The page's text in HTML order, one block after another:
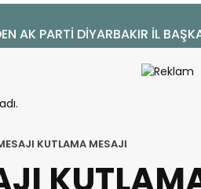
DOĞAL GAZA KAVUŞTU,
KUTLAMA MESAJI